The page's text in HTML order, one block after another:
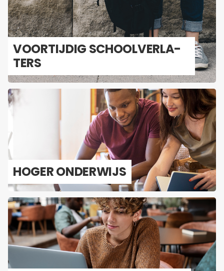
VOOR­TIJ­DIG SCHOOL­VER­LA­
TERS
HOGER ON­DER­WIJS